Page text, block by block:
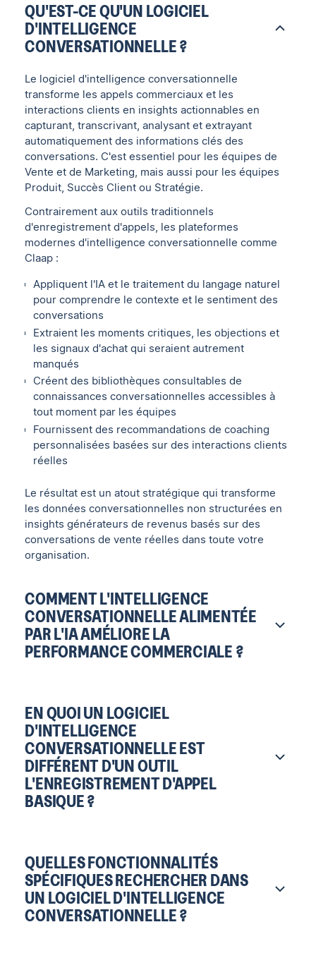
QU'EST-CE QU'UN LOGICIEL
D'INTELLIGENCE
CONVERSATIONNELLE ?
Le logiciel d'intelligence conversationnelle
transforme les appels commerciaux et les
interactions clients en insights actionnables en
capturant, transcrivant, analysant et extrayant
automatiquement des informations clés des
conversations. C'est essentiel pour les équipes de
Vente et de Marketing, mais aussi pour les équipes
Produit, Succès Client ou Stratégie.
Contrairement aux outils traditionnels
d'enregistrement d'appels, les plateformes
modernes d'intelligence conversationnelle comme
Claap :
Appliquent l'IA et le traitement du langage naturel
pour comprendre le contexte et le sentiment des
conversations
Extraient les moments critiques, les objections et
les signaux d'achat qui seraient autrement
manqués
Créent des bibliothèques consultables de
connaissances conversationnelles accessibles à
tout moment par les équipes
Fournissent des recommandations de coaching
personnalisées basées sur des interactions clients
réelles
Le résultat est un atout stratégique qui transforme
les données conversationnelles non structurées en
insights générateurs de revenus basés sur des
conversations de vente réelles dans toute votre
organisation.
COMMENT L'INTELLIGENCE
CONVERSATIONNELLE ALIMENTÉE
PAR L'IA AMÉLIORE LA
PERFORMANCE COMMERCIALE ?
EN QUOI UN LOGICIEL
D'INTELLIGENCE
CONVERSATIONNELLE EST
DIFFÉRENT D'UN OUTIL
L'ENREGISTREMENT D'APPEL
BASIQUE ?
QUELLES FONCTIONNALITÉS
SPÉCIFIQUES RECHERCHER DANS
UN LOGICIEL D'INTELLIGENCE
CONVERSATIONNELLE ?